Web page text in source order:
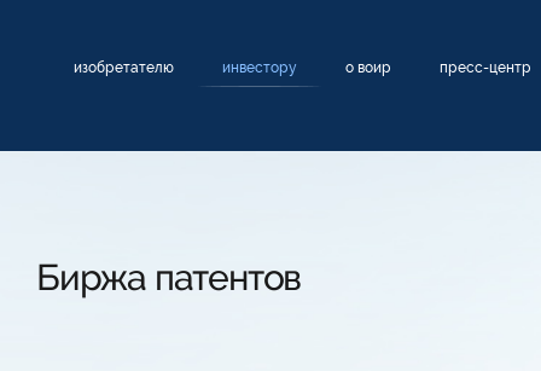
изобретателю инвестору о воир пресс-центр
Биржа патентов